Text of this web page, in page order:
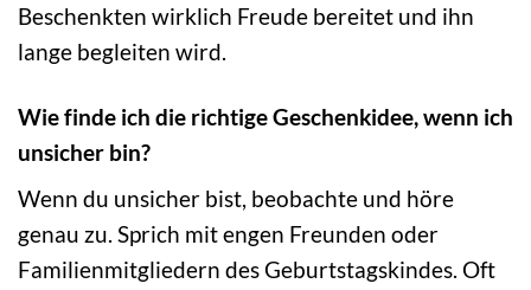
Beschenkten wirklich Freude bereitet und ihn
lange begleiten wird.
Wie finde ich die richtige Geschenkidee, wenn ich
unsicher bin?
Wenn du unsicher bist, beobachte und höre
genau zu. Sprich mit engen Freunden oder
Familienmitgliedern des Geburtstagskindes. Oft